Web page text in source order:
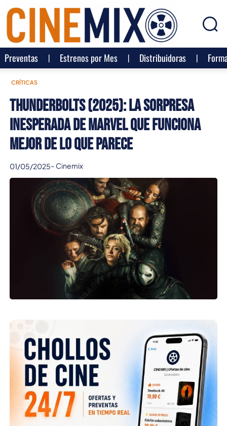
Preventas Estrenos por Mes Distribuidoras
CRÍTICAS
Thunderbolts (2025): la sorpresa
inesperada de Marvel que funciona
mejor de lo que parece
01/05/2025- Cinemix